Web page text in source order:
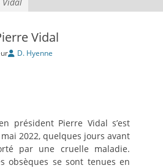
Vidal
D. Hyenne
président Pierre Vidal s’est
2022, quelques jours avant
par une cruelle maladie.
obsèques se sont tenues en